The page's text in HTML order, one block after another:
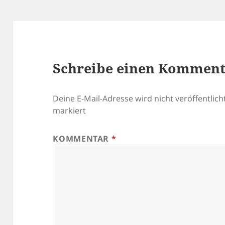
Schreibe einen
Deine E-Mail-Adresse wird nicht
markiert
KOMMENTAR *